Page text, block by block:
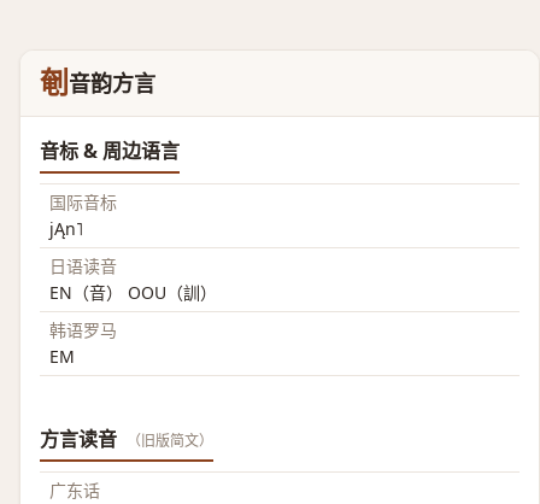
剦 音韵方言
音标 & 周边语言
国际音标
jĄn˥
日语读音
EN（音） OOU（訓）
韩语罗马
EM
方言读音 （旧版简文）
广东话